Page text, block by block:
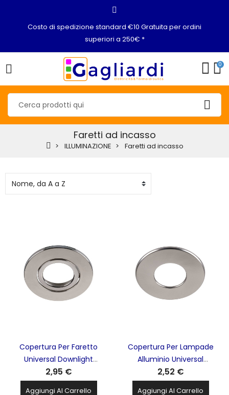
Costo di spedizione standard €10 Gratuita per ordini
superiori a 250€ *
0
Faretti ad incasso
ILLUMINAZIONE Faretti ad incasso
Copertura Per Faretto
Universal Downlight
Alluminio SLV - 1007093
2,95 €
Aggiungi Al Carrello
Copertura Per Lampade
Alluminio Universal
Downlight SLV - 1007098
2,52 €
Aggiungi Al Carrello